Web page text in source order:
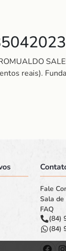
reais).
Fale
Sala de
FAQ
(84)
(84)